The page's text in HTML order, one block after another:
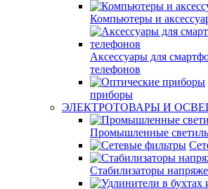
Компьютеры и
Аксессуары для
телефонов
приборы
ЭЛЕКТРОТОВАРЫ И
Промышленные
Стабилизаторы